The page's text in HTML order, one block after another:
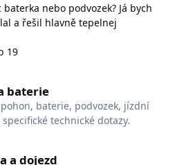
nebo podvozek? Já bych
a řešil hlavně tepelnej
19
baterie
baterie, podvozek, jízdní
technické dotazy.
a dojezd